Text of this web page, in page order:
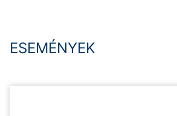
ESEMÉNYEK